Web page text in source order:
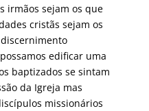
irmãos sejam os que
cristãs sejam os
edificar uma
baptizados se sintam
da Igreja mas
missionários